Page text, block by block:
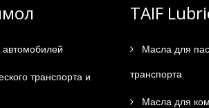
автомобилей
транспорта и
TAIF
Масла для
транспорта
Масла для